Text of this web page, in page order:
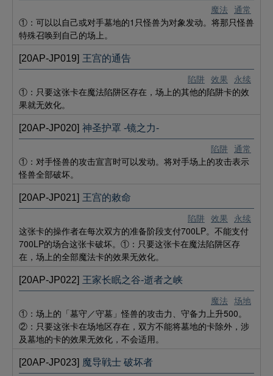
魔法 通常
①：可以以自己或对手墓地的1只怪兽为对象发动。将那只怪兽
特殊召唤到自己的场上。
陷阱 效果 永续
[20AP-JP019] 王宫的通告
①：只要这张卡在魔法陷阱区存在，场上的其他的陷阱卡的效
果就无效化。
陷阱 通常
[20AP-JP020] 神圣护罩 -镜之力-
①：对手怪兽的攻击宣言时可以发动。将对手场上的攻击表示
怪兽全部破坏。
陷阱 效果 永续
[20AP-JP021] 王宫的敕命
这张卡的操作者在每次双方的准备阶段支付700LP。不能支付
700LP的场合这张卡破坏。①：只要这张卡在魔法陷阱区存
在，场上的全部魔法卡的效果无效化。
魔法 场地
[20AP-JP022] 王家长眠之谷-逝者之峡
①：场上的「墓守／守墓」怪兽的攻击力、守备力上升500。
②：只要这张卡在场地区存在，双方不能将墓地的卡除外，涉
及墓地的卡的效果无效化，不会适用。
[20AP-JP023] 魔导戦士 破坏者